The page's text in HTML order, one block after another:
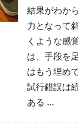
結果がわか
力となって
くような感
は、手段を
はもう埋め
試行錯誤は
ある ...